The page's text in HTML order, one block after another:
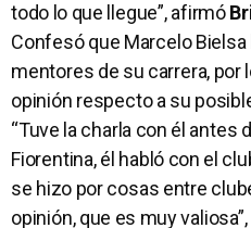
todo lo que llegue”, afirmó
Confesó que Marcelo Bielsa
mentores de su carrera, por
opinión respecto a su
“Tuve la charla con él antes
Fiorentina, él habló con el
se hizo por cosas entre
opinión, que es muy